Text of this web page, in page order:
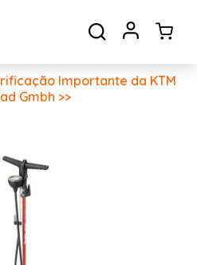
Importante da KTM
Gmbh >>